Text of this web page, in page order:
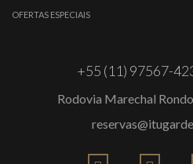
OFERTAS ESPECIAIS
+55 (11) 97567-
Rodovia Marechal